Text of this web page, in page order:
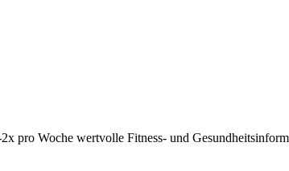
pro Woche wertvolle Fitness- und